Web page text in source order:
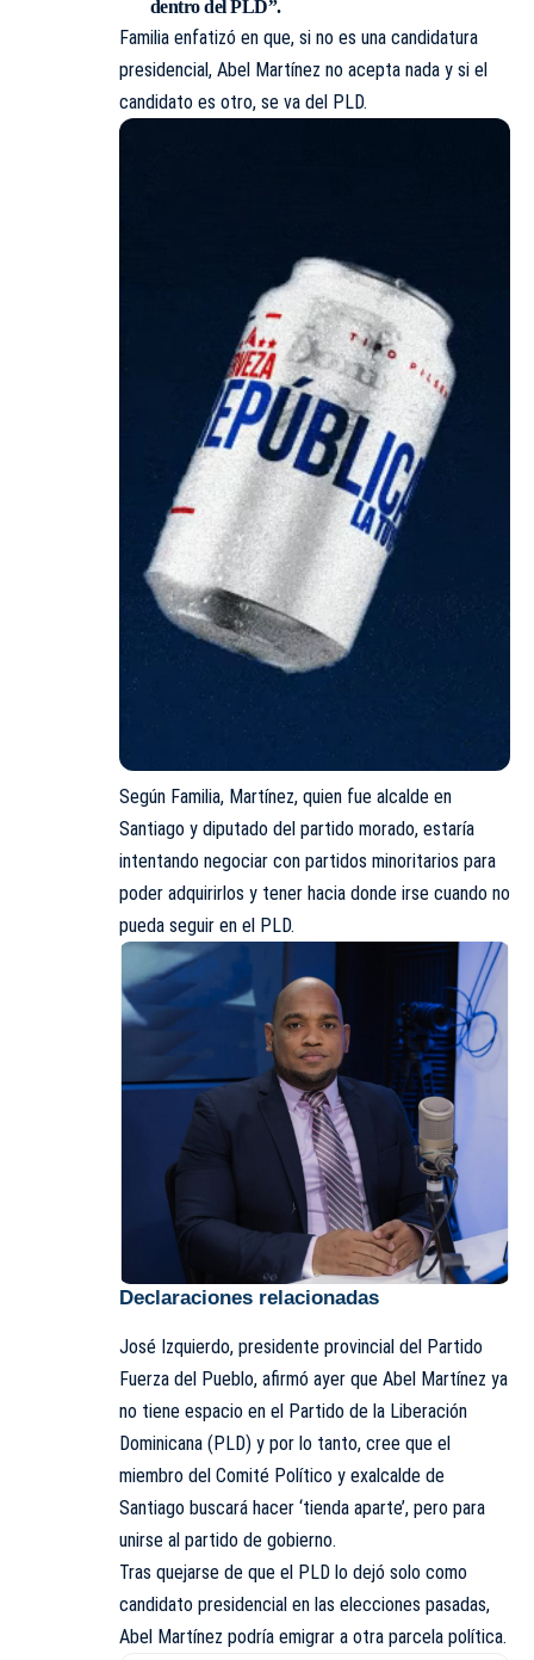
dentro del PLD”.
Familia enfatizó en que, si no es una candidatura
presidencial, Abel Martínez no acepta nada y si el
candidato es otro, se va del PLD.
Según Familia, Martínez, quien fue alcalde en
Santiago y diputado del partido morado, estaría
intentando negociar con partidos minoritarios para
poder adquirirlos y tener hacia donde irse cuando no
pueda seguir en el PLD.
Declaraciones relacionadas
José Izquierdo, presidente provincial del Partido
Fuerza del Pueblo, afirmó ayer que Abel Martínez ya
no tiene espacio en el Partido de la Liberación
Dominicana (PLD) y por lo tanto, cree que el
miembro del Comité Político y exalcalde de
Santiago buscará hacer ‘tienda aparte’, pero para
unirse al partido de gobierno.
Tras quejarse de que el PLD lo dejó solo como
candidato presidencial en las elecciones pasadas,
Abel Martínez podría emigrar a otra parcela política.